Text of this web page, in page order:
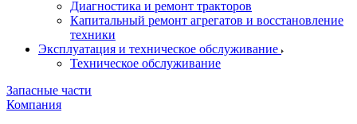
Диагностика и ремонт тракторов
Капитальный ремонт агрегатов и восстановление
техники
Эксплуатация и техническое обслуживание
Техническое обслуживание
Запасные части
Компания